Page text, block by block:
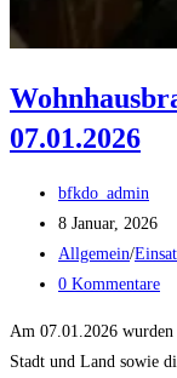
07.01.2026
Beitrags-
Autor:
bfkdo_admin
Beitrag
veröffentlicht:
8 Januar, 2026
Beitrags-
Kategorie:
Allgemein/
Beitrags-
0 Kommentare
Am 07.01.2026 wurden
Stadt und Land sowie